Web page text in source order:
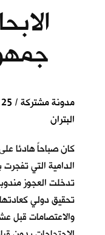
البتران
كان صباحاً هادئا
الدامية التي
تدخلت العجوز
تحقيق دولي
والاعتصامات قبل